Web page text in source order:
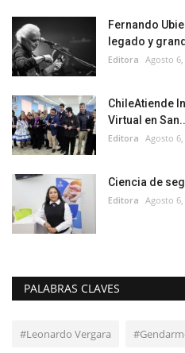
Fernando
legado y
Editora Agosto 6,
ChileAtiende
Virtual en
Editora Agosto 6,
Ciencia de
Editora Agosto 6,
PALABRAS CLAVES
#Leonardo Vergara